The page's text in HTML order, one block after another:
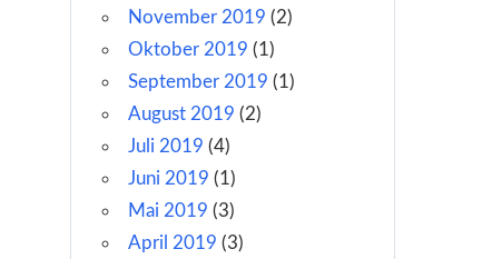
November 2019 (2)
Oktober 2019 (1)
September 2019 (1)
August 2019 (2)
Juli 2019 (4)
Juni 2019 (1)
Mai 2019 (3)
April 2019 (3)